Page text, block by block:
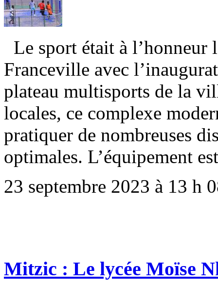
Le sport était à l’honneur
Franceville avec
plateau multisports de la
locales, ce complexe
pratiquer de nombreuses
optimales. L’équipement
23 septembre 2023 à 13 h
Mitzic : Le lycée Moïse